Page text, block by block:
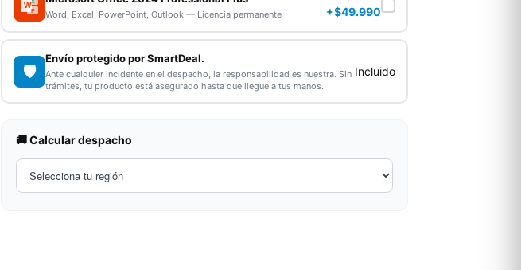
WX
P
Word, Excel, PowerPoint, Outlook — Licencia permanente +$49.990
🛡️
Envío protegido por SmartDeal.
Ante cualquier incidente en el despacho, la responsabilidad es nuestra. Sin
trámites, tu producto está asegurado hasta que llegue a tus manos.
Incluido
🚚 Calcular despacho